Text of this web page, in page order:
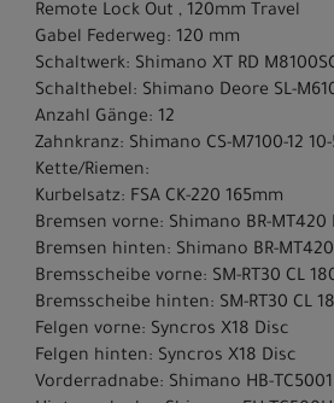
Remote Lock Out , 120mm Travel
Gabel Federweg: 120 mm
Schaltwerk: Shimano XT RD
Schalthebel: Shimano Deore SL-
Anzahl Gänge: 12
Zahnkranz: Shimano CS-M7100-12 10-
Kette/Riemen:
Kurbelsatz: FSA CK-220 165mm
Bremsen vorne: Shimano BR-MT420
Bremsen hinten: Shimano BR-
Bremsscheibe vorne: SM-RT30 CL
Bremsscheibe hinten: SM-RT30 CL
Felgen vorne: Syncros X18 Disc
Felgen hinten: Syncros X18 Disc
Vorderradnabe: Shimano HB-